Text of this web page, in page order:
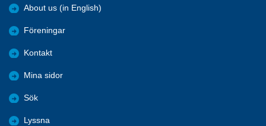
About us (in English)
Föreningar
Kontakt
Mina sidor
Sök
Lyssna